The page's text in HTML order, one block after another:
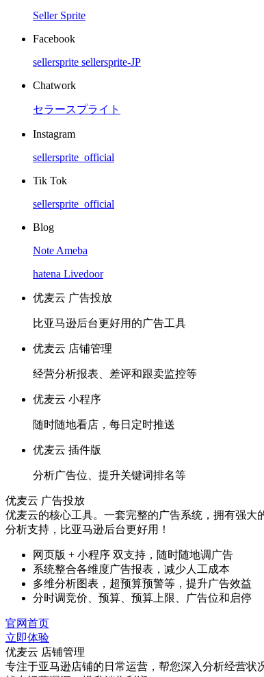
Seller Sprite
Facebook
sellersprite sellersprite-JP
Chatwork
セラースプライト
Instagram
sellersprite_official
Tik Tok
sellersprite_official
Blog
Note Ameba
hatena Livedoor
优麦云 广告投放
比亚马逊后台更好用的广告工具
优麦云 店铺管理
经营分析报表、差评和跟卖监控等
优麦云 小程序
随时随地看店，每日定时推送
优麦云 插件版
分析广告位、提升关键词排名等
优麦云 广告投放
优麦云的核心工具。一套完整的广告系统，拥有强大
分析支持，比亚马逊后台更好用！
网页版 + 小程序 双支持，随时随地调广告
系统整合各维度广告报表，减少人工成本
多维分析图表，超预算预警等，提升广告效益
分时调竞价、预算、预算上限、广告位和启停
官网首页
立即体验
优麦云 店铺管理
专注于亚马逊店铺的日常运营，帮您深入分析经营状